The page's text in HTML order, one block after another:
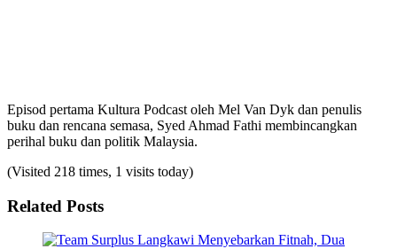
Episod pertama Kultura Podcast oleh Mel Van Dyk dan penulis
buku dan rencana semasa, Syed Ahmad Fathi membincangkan
perihal buku dan politik Malaysia.
(Visited 218 times, 1 visits today)
Related Posts